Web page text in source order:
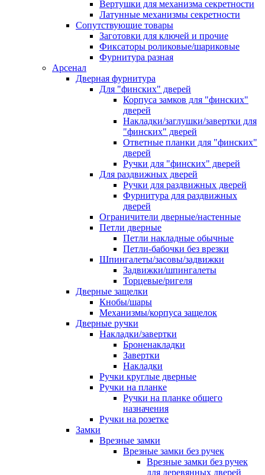
Вертушки для механизма секретности
Латунные механизмы секретности
Сопутствующие товары
Заготовки для ключей и прочие
Фиксаторы роликовые/шариковые
Фурнитура разная
Арсенал
Дверная фурнитура
Для "финских" дверей
Корпуса замков для "финских"
дверей
Накладки/заглушки/завертки для
"финских" дверей
Ответные планки для "финских"
дверей
Ручки для "финских" дверей
Для раздвижных дверей
Ручки для раздвижных дверей
Фурнитура для раздвижных
дверей
Ограничители дверные/настенные
Петли дверные
Петли накладные обычные
Петли-бабочки без врезки
Шпингалеты/засовы/задвижки
Задвижки/шпингалеты
Торцевые/ригеля
Дверные защелки
Кнобы/шары
Механизмы/корпуса защелок
Дверные ручки
Накладки/завертки
Броненакладки
Завертки
Накладки
Ручки круглые дверные
Ручки на планке
Ручки на планке общего
назначения
Ручки на розетке
Замки
Врезные замки
Врезные замки без ручек
Врезные замки без ручек
для деревянных дверей